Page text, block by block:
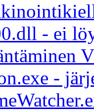
- ei
-